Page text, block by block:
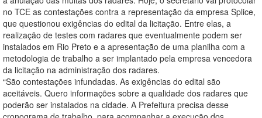
no TCE as contestações contra a representação da empresa Splice,
que questionou exigências do edital da licitação. Entre elas, a
realização de testes com radares que eventualmente podem ser
instalados em Rio Preto e a apresentação de uma planilha com a
metodologia de trabalho a ser implantado pela empresa vencedora
da licitação na administração dos radares.
“São contestações infundadas. As exigências do edital são
aceitáveis. Quero informações sobre a qualidade dos radares que
poderão ser instalados na cidade. A Prefeitura precisa desse